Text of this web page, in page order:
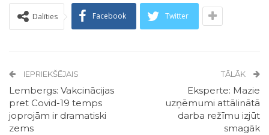
Dalīties Facebook Twitter
IEPRIEKŠĒJAIS
Lembergs: Vakcinācijas
pret Covid-19 temps
joprojām ir dramatiski
zems
TĀLĀK
Eksperte: Mazie
uzņēmumi attālinātā
darba režīmu izjūt
smagāk